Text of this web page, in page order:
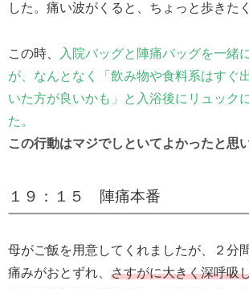
した。痛い波がくると、ちょっと歩きた
この時、
入院バッグと陣痛バッグを一緒
が、なんとなく「飲み物や食料系はすぐ
いた方が良いかも」と入浴後にリュック
た。
この行動はマジでしといてよかったと思
１９：１５ 陣痛本番
母がご飯を用意してくれましたが、２分
痛みがおとずれ、 さすがに大きく深呼吸